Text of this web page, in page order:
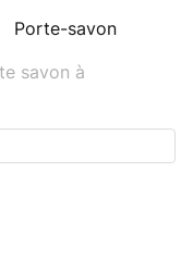
Porte-savon
savon à